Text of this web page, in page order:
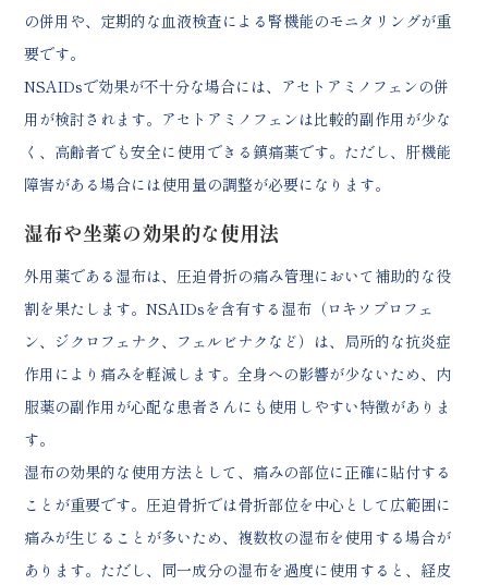
の併用や、定期的な血液検査による腎機能のモニタリングが重
要です。
NSAIDsで効果が不十分な場合には、アセトアミノフェンの併
用が検討されます。アセトアミノフェンは比較的副作用が少な
く、高齢者でも安全に使用できる鎮痛薬です。ただし、肝機能
障害がある場合には使用量の調整が必要になります。
湿布や坐薬の効果的な使用法
外用薬である湿布は、圧迫骨折の痛み管理において補助的な役
割を果たします。NSAIDsを含有する湿布（ロキソプロフェ
ン、ジクロフェナク、フェルビナクなど）は、局所的な抗炎症
作用により痛みを軽減します。全身への影響が少ないため、内
服薬の副作用が心配な患者さんにも使用しやすい特徴がありま
す。
湿布の効果的な使用方法として、痛みの部位に正確に貼付する
ことが重要です。圧迫骨折では骨折部位を中心として広範囲に
痛みが生じることが多いため、複数枚の湿布を使用する場合が
あります。ただし、同一成分の湿布を過度に使用すると、経皮